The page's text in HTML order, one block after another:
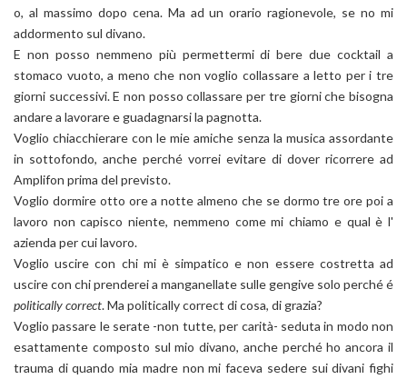
o, al massimo dopo cena. Ma ad un orario ragionevole, se no mi
addormento sul divano.
E non posso nemmeno più permettermi di bere due cocktail a
stomaco vuoto, a meno che non voglio collassare a letto per i tre
giorni successivi. E non posso collassare per tre giorni che bisogna
andare a lavorare e guadagnarsi la pagnotta.
Voglio chiacchierare con le mie amiche senza la musica assordante
in sottofondo, anche perché vorrei evitare di dover ricorrere ad
Amplifon prima del previsto.
Voglio dormire otto ore a notte almeno che se dormo tre ore poi a
lavoro non capisco niente, nemmeno come mi chiamo e qual è l'
azienda per cui lavoro.
Voglio uscire con chi mi è simpatico e non essere costretta ad
uscire con chi prenderei a manganellate sulle gengive solo perché é
politically correct. Ma politically correct di cosa, di grazia?
Voglio passare le serate -non tutte, per carità- seduta in modo non
esattamente composto sul mio divano, anche perché ho ancora il
trauma di quando mia madre non mi faceva sedere sui divani fighi